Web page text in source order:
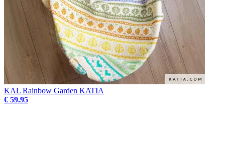
KAL Rainbow Garden KATIA
€ 59.95